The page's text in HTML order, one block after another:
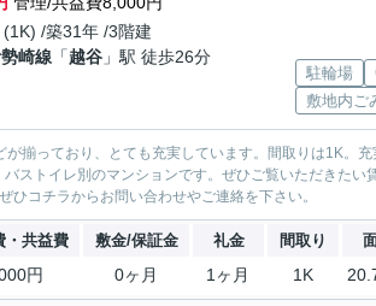
/築31年 /3階建
崎線 「越谷 」駅 徒歩26分
駐輪場
敷地内ご
揃っており、とても充実しています。間取りは1K。
ストイレ別のマンションです。ぜひご覧いただきた
コチラからお問い合わせやご連絡を下さい。
・共益費 敷金/保証金 礼金 間取り
円 0ヶ月 1ヶ月 1K